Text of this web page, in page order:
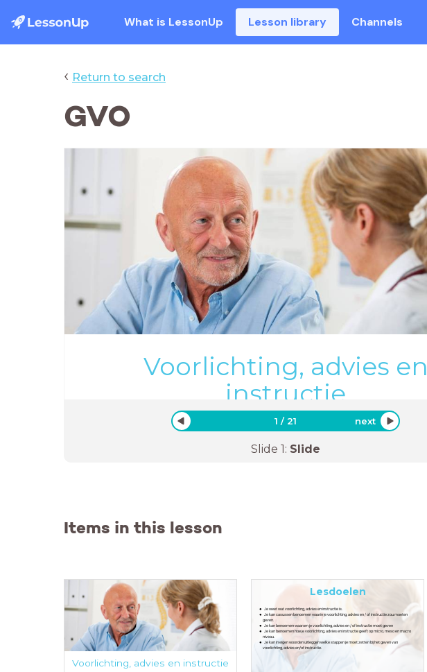
What is LessonUp Lesson library Channels
‹ Return to search
GVO
Voorlichting, advies en
instructie
1 /21 next
Slide 1: Slide
Items in this lesson
Voorlichting, advies en instructie
Lesdoelen
Je weet wat voorlichting, advies en instructie is.
Je kan casussen benoemen waarin je voorlichting, advies en / of instructie zou moeten
geven.
Je kan benoemen waarom je voorlichting, advies en / of instructie moet geven
Je kan benoemen hoe je voorlichting, advies en instructie geeft op micro, meso en macro
niveau.
Je kan in eigen woorden uitleggen welke stappen je moet zetten bij het geven van
voorlichting, advies en/of instructie.